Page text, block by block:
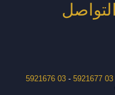
03 5921677
-
03 5921676